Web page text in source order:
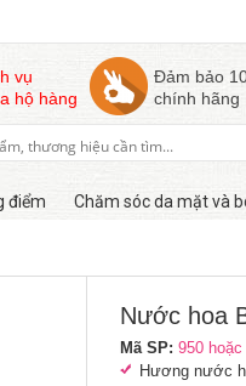
vụ
hộ hàng
Đảm bảo
chính hãng
điểm Chăm sóc da mặt và
Còn hàng
Nước hoa
Mã SP: 950 hoặc
Hương nước